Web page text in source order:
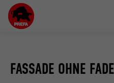
FASSADE OHNE